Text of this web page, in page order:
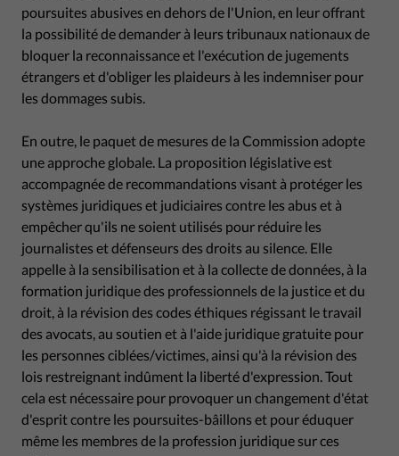
poursuites abusives en dehors de l'Union, en leur offrant
la possibilité de demander à leurs tribunaux nationaux de
bloquer la reconnaissance et l'exécution de jugements
étrangers et d'obliger les plaideurs à les indemniser pour
les dommages subis.
En outre, le paquet de mesures de la Commission adopte
une approche globale. La proposition législative est
accompagnée de recommandations visant à protéger les
systèmes juridiques et judiciaires contre les abus et à
empêcher qu'ils ne soient utilisés pour réduire les
journalistes et défenseurs des droits au silence. Elle
appelle à la sensibilisation et à la collecte de données, à la
formation juridique des professionnels de la justice et du
droit, à la révision des codes éthiques régissant le travail
des avocats, au soutien et à l'aide juridique gratuite pour
les personnes ciblées/victimes, ainsi qu'à la révision des
lois restreignant indûment la liberté d'expression. Tout
cela est nécessaire pour provoquer un changement d'état
d'esprit contre les poursuites-bâillons et pour éduquer
même les membres de la profession juridique sur ces